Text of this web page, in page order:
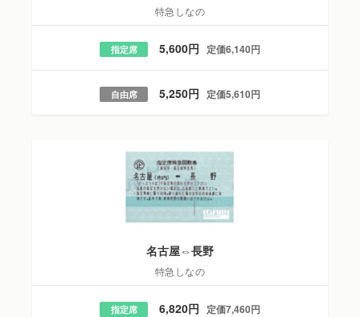
特急しなの
指定席 5,600円 定価6,140円
自由席 5,250円 定価5,610円
名古屋⇔長野
特急しなの
指定席 6,820円 定価7,460円